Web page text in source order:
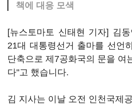
책에 대응 모색
[뉴스토마토 신태현 기자] 김
21대 대통령선거 출마를 선언
단축으로 제7공화국의 문을 여
다"고 했습니다.
김 지사는 이날 오전 인천국제